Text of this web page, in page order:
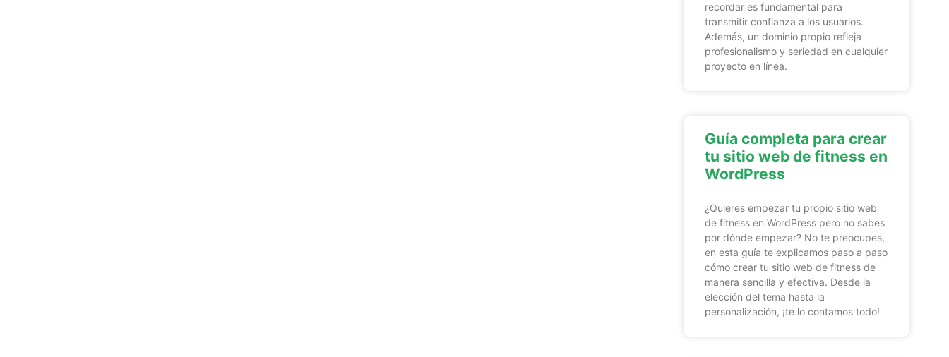
recordar es fundamental para
transmitir confianza a los usuarios.
Además, un dominio propio refleja
profesionalismo y seriedad en cualquier
proyecto en línea.
Guía completa para crear
tu sitio web de fitness en
WordPress
¿Quieres empezar tu propio sitio web
de fitness en WordPress pero no sabes
por dónde empezar? No te preocupes,
en esta guía te explicamos paso a paso
cómo crear tu sitio web de fitness de
manera sencilla y efectiva. Desde la
elección del tema hasta la
personalización, ¡te lo contamos todo!